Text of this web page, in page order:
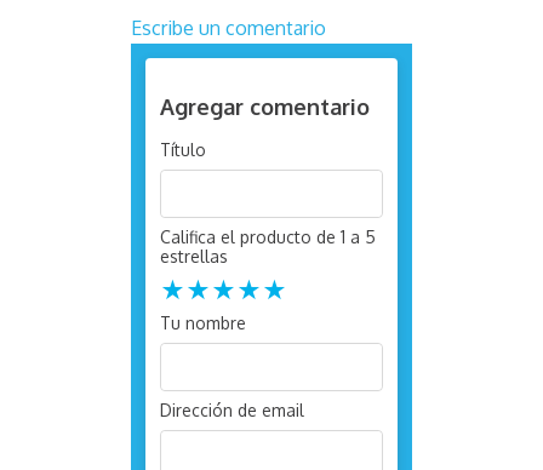
Escribe un comentario
Agregar comentario
Título
Califica el producto de 1 a 5
estrellas
★★★★★
Tu nombre
Dirección de email